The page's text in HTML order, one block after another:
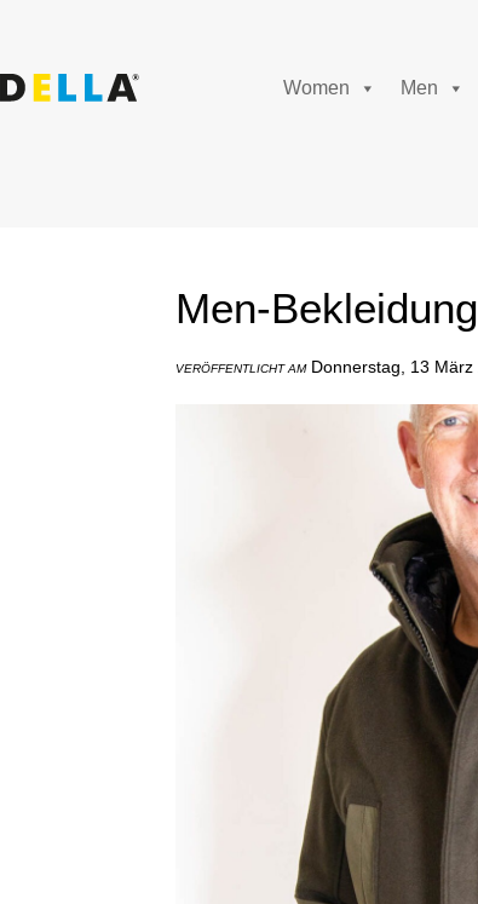
Women Men
Men-
VERÖFFENTLICHT AMDonnerstag, 13 März